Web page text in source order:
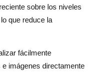
sobre los niveles
que reduce la
fácilmente
e imágenes directamente